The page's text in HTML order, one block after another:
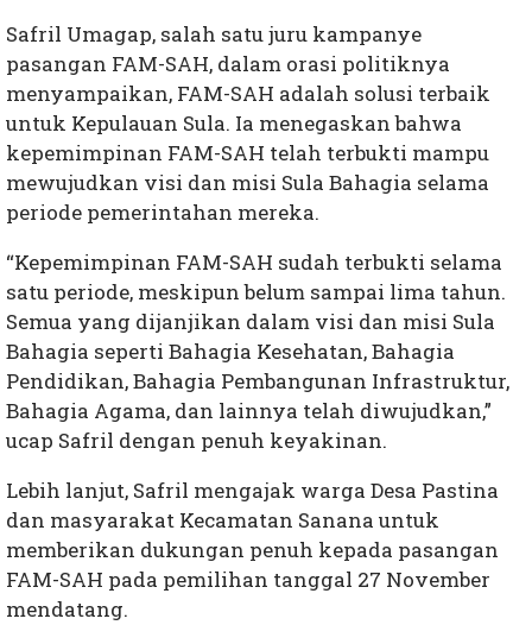
Safril Umagap, salah satu juru kampanye
pasangan FAM-SAH, dalam orasi politiknya
menyampaikan, FAM-SAH adalah solusi terbaik
untuk Kepulauan Sula. Ia menegaskan bahwa
kepemimpinan FAM-SAH telah terbukti mampu
mewujudkan visi dan misi Sula Bahagia selama
periode pemerintahan mereka.
“Kepemimpinan FAM-SAH sudah terbukti selama
satu periode, meskipun belum sampai lima tahun.
Semua yang dijanjikan dalam visi dan misi Sula
Bahagia seperti Bahagia Kesehatan, Bahagia
Pendidikan, Bahagia Pembangunan Infrastruktur,
Bahagia Agama, dan lainnya telah diwujudkan,”
ucap Safril dengan penuh keyakinan.
Lebih lanjut, Safril mengajak warga Desa Pastina
dan masyarakat Kecamatan Sanana untuk
memberikan dukungan penuh kepada pasangan
FAM-SAH pada pemilihan tanggal 27 November
mendatang.